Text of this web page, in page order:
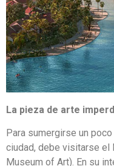
La pieza de arte
Para sumergirse un
ciudad, debe visitarse el
Museum of Art). En su